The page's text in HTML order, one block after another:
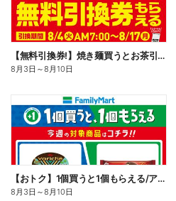
【無料引換券!】焼き麺買うとお茶引換券貰える!
8月3日 ～8月10日
【おトク】1個買うと1個もらえる/アイス
8月3日 ～8月10日